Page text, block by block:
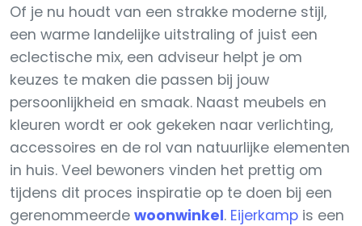
Of je nu houdt van een strakke moderne stijl,
een warme landelijke uitstraling of juist een
eclectische mix, een adviseur helpt je om
keuzes te maken die passen bij jouw
persoonlijkheid en smaak. Naast meubels en
kleuren wordt er ook gekeken naar verlichting,
accessoires en de rol van natuurlijke elementen
in huis. Veel bewoners vinden het prettig om
tijdens dit proces inspiratie op te doen bij een
gerenommeerde woonwinkel. Eijerkamp is een